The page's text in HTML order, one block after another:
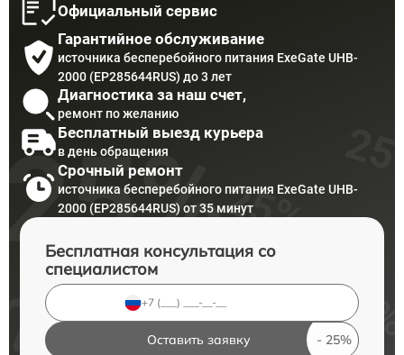
Официальный сервис
Гарантийное обслуживание
источника бесперебойного питания ExeGate UHB-
2000 (EP285644RUS) до 3 лет
Диагностика за наш счет,
ремонт по желанию
Бесплатный выезд курьера
в день обращения
Срочный ремонт
источника бесперебойного питания ExeGate UHB-
2000 (EP285644RUS) от 35 минут
Бесплатная консультация со
специалистом
Оставить заявку